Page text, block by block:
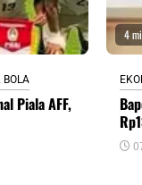
BOLA
Piala AFF,
4